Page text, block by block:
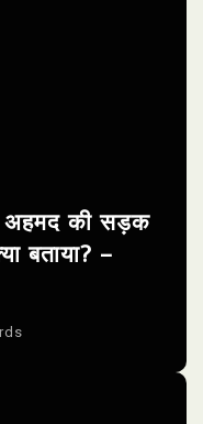
की सड़क
बताया? –